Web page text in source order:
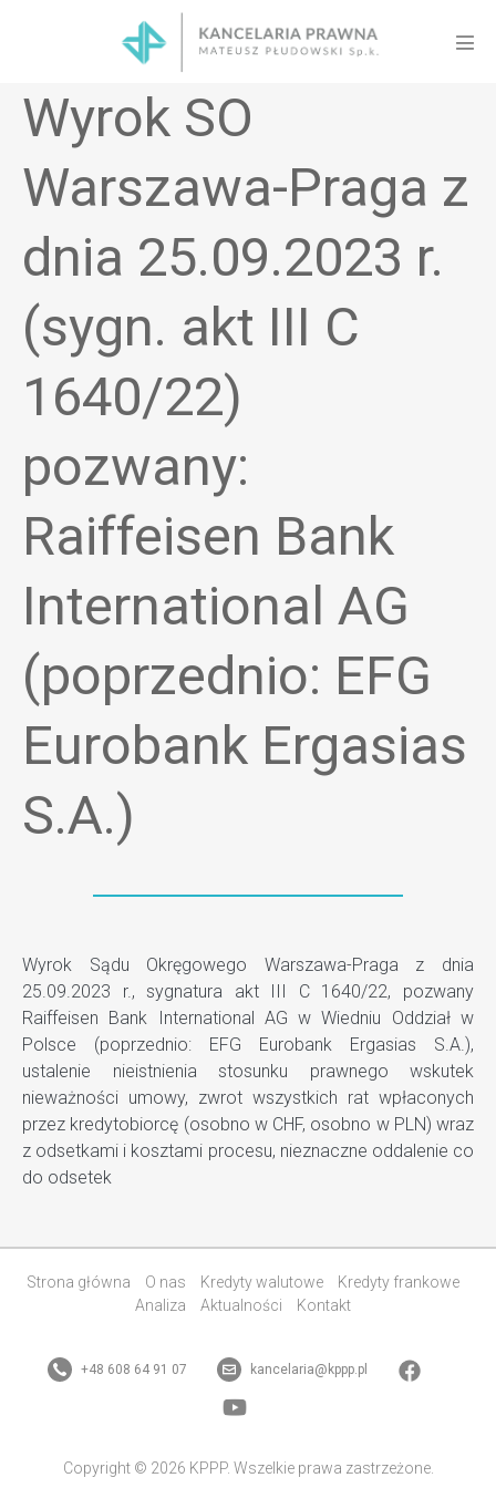
Wyrok SO
Warszawa-Praga z
dnia 25.09.2023 r.
(sygn. akt III C
1640/22)
pozwany:
Raiffeisen Bank
International AG
(poprzednio: EFG
Eurobank Ergasias
S.A.)
Wyrok Sądu Okręgowego Warszawa-Praga z dnia
25.09.2023 r., sygnatura akt III C 1640/22, pozwany
Raiffeisen Bank International AG w Wiedniu Oddział w
Polsce (poprzednio: EFG Eurobank Ergasias S.A.),
ustalenie nieistnienia stosunku prawnego wskutek
nieważności umowy, zwrot wszystkich rat wpłaconych
przez kredytobiorcę (osobno w CHF, osobno w PLN) wraz
z odsetkami i kosztami procesu, nieznaczne oddalenie co
do odsetek
Strona główna O nas Kredyty walutowe
Kredyty frankowe
Analiza
Aktualności Kontakt
+48 608 64 91 07 kancelaria@kppp.pl
Copyright © 2026 KPPP. Wszelkie prawa zastrzeżone.